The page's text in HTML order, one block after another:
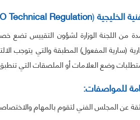
الخليجية(
TechnicalRegulation
من اللجنة الوزارة لشؤون التقييس تضع
(سارية المفعول) المطبقة والتي
وضع العلامات أو الملصقات التي
للمواصفات:
عن المجلس الفني لتقوم بالمهام